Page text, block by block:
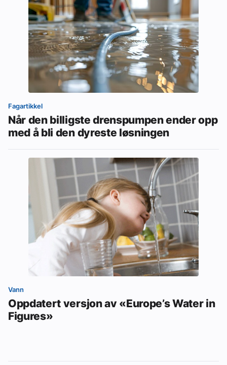
Fagartikkel
Når den billigste drenspumpen ender opp
med å bli den dyreste løsningen
Vann
Oppdatert versjon av «Europe’s Water in
Figures»